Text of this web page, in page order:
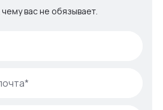
вас не обязывает.